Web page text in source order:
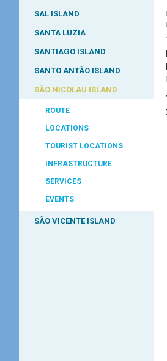
SAL ISLAND
SANTA LUZIA
SANTIAGO ISLAND
SANTO ANTÃO ISLAND
SÃO NICOLAU ISLAND
ROUTE
LOCATIONS
TOURIST LOCATIONS
INFRASTRUCTURE
SERVICES
EVENTS
SÃO VICENTE ISLAND